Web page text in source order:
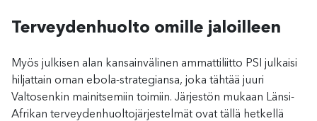
Terveydenhuolto omille jaloilleen
Myös julkisen alan kansainvälinen ammattiliitto PSI julkaisi
hiljattain oman ebola-strategiansa, joka tähtää juuri
Valtosenkin mainitsemiin toimiin. Järjestön mukaan Länsi-
Afrikan terveydenhuoltojärjestelmät ovat tällä hetkellä